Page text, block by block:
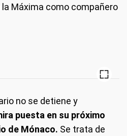
Máxima como compañero
no se detiene y
puesta en su próximo
de Mónaco. Se trata de